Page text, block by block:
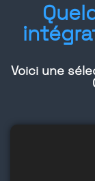
Voici une